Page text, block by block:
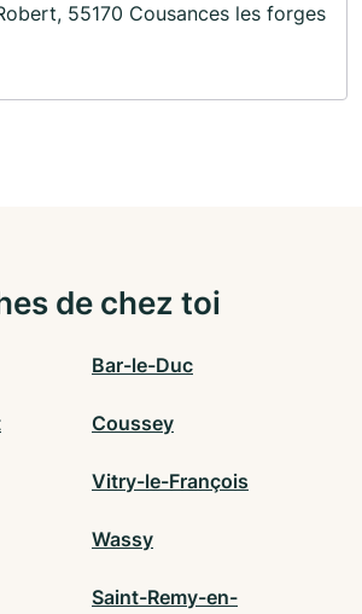
55170 Cousances les forges
de chez toi
Bar-le-Duc
Coussey
Vitry-le-François
Wassy
Saint-Remy-en-